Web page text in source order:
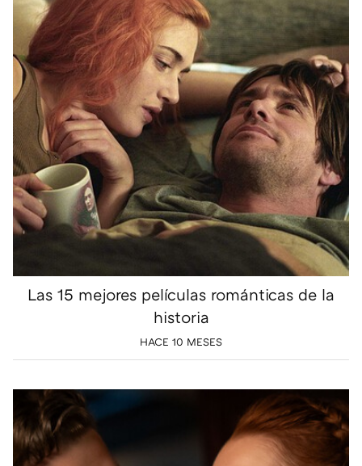
Las 15 mejores películas románticas de la
historia
HACE 10 MESES